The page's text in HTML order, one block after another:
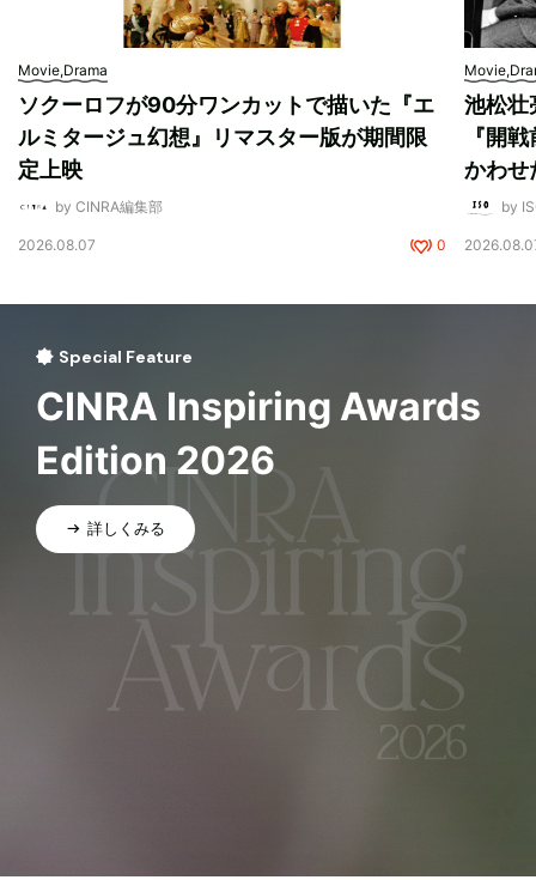
Movie,Drama
ソクーロフが90分ワンカットで描いた『エ
ルミタージュ幻想』リマスター版が期間限
定上映
by CINRA編集部
2026.08.07 0
池松壮
『開
かわせ
by
Special Feature
CINRA Inspiring Awards
Edition 2026
詳しくみる